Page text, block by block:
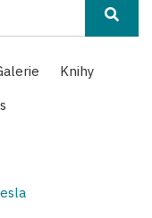
Knihy